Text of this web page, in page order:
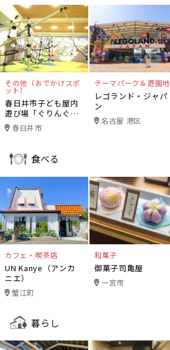
その他（おでかけスポ
ット）
春日井市子ども屋内
遊び場「ぐりんぐり
ん」春日井市
テーマパーク＆遊園地
レゴランド・ジャパ
ン
名古屋 港区
食べる
カフェ・喫茶店
UN Kanye（アンカ
ニエ）
蟹江町
和菓子
御菓子司亀屋
一宮市
暮らし